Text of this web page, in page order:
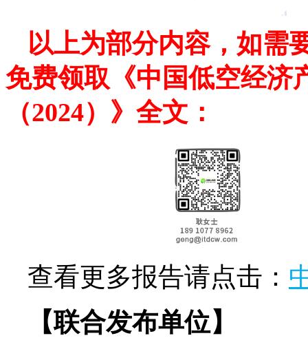
以上为部分内容，如需
免费领取《中国低空经济
（2024）》全文：
查看更多报告请点击：
【联合发布单位】